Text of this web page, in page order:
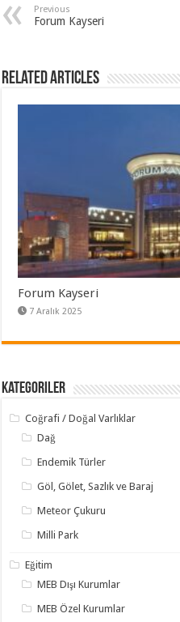
Previous
Forum Kayseri
Related Articles
Forum Kayseri
7 Aralık 2025
Kategoriler
Coğrafi / Doğal Varlıklar
Dağ
Endemik Türler
Göl, Gölet, Sazlık ve Baraj
Meteor Çukuru
Milli Park
Eğitim
MEB Dışı Kurumlar
MEB Özel Kurumlar